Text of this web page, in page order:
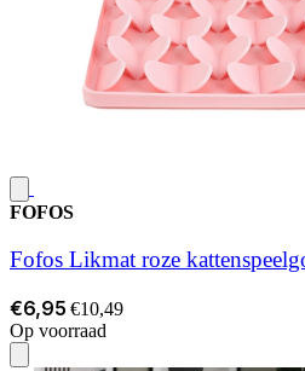
FOFOS
Fofos Likmat roze
€6,95 €10,49
Op voorraad